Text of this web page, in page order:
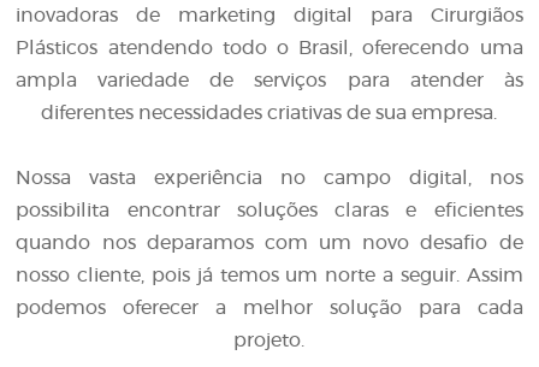
inovadoras de marketing digital para Cirurgiãos
Plásticos atendendo todo o Brasil, oferecendo uma
ampla variedade de serviços para atender às
diferentes necessidades criativas de sua empresa.
Nossa vasta experiência no campo digital, nos
possibilita encontrar soluções claras e eficientes
quando nos deparamos com um novo desafio de
nosso cliente, pois já temos um norte a seguir. Assim
podemos oferecer a melhor solução para cada
projeto.